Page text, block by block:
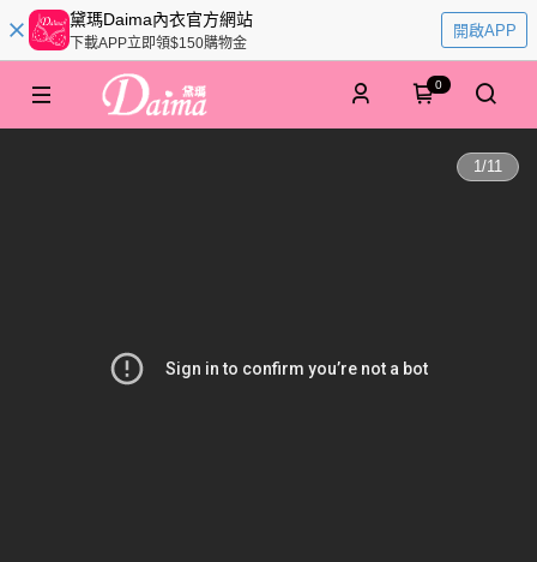
黛瑪Daima內衣官方網站
下載APP立即領$150購物金
開啟APP
0
1/11